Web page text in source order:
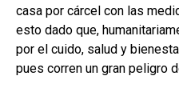
casa por cárcel con las
esto dado que,
por el cuido, salud y
pues corren un gran peligro